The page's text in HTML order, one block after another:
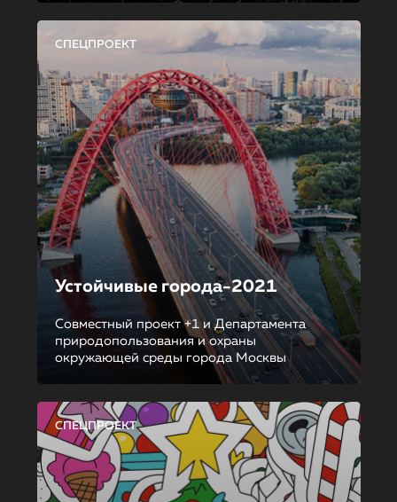
СПЕЦПРОЕКТ
Устойчивые города-2021
Совместный проект +1 и Департамента
природопользования и охраны
окружающей среды города Москвы
СПЕЦПРОЕКТ